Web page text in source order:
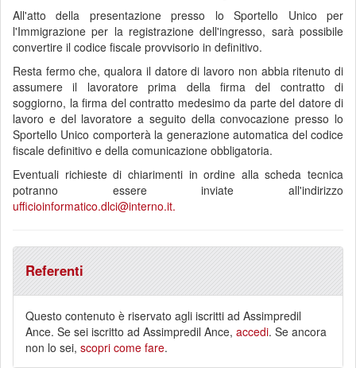
All'atto della presentazione presso lo Sportello Unico per
l'Immigrazione per la registrazione dell'ingresso, sarà possibile
convertire il codice fiscale provvisorio in definitivo.
Resta fermo che, qualora il datore di lavoro non abbia ritenuto di
assumere il lavoratore prima della firma del contratto di
soggiorno, la firma del contratto medesimo da parte del datore di
lavoro e del lavoratore a seguito della convocazione presso lo
Sportello Unico comporterà la generazione automatica del codice
fiscale definitivo e della comunicazione obbligatoria.
Eventuali richieste di chiarimenti in ordine alla scheda tecnica
potranno essere inviate all'indirizzo
ufficioinformatico.dlci@interno.it.
Referenti
Questo contenuto è riservato agli iscritti ad Assimpredil
Ance. Se sei iscritto ad Assimpredil Ance, accedi. Se ancora
non lo sei, scopri come fare.